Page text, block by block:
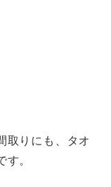
取りにも、タオ
。